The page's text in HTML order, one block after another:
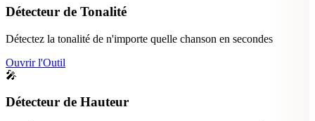
♪
Détecteur de Tonalité
Détectez la tonalité de n'importe quelle chanson en secondes
Ouvrir l'Outil
🎤
Détecteur de Hauteur